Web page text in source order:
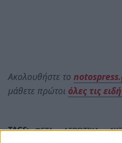
Ακολουθήστε το
μάθετε πρώτοι όλες τις
TAGS: ΦΕΤΑ ΑΓΡΟΤΙΚΑ